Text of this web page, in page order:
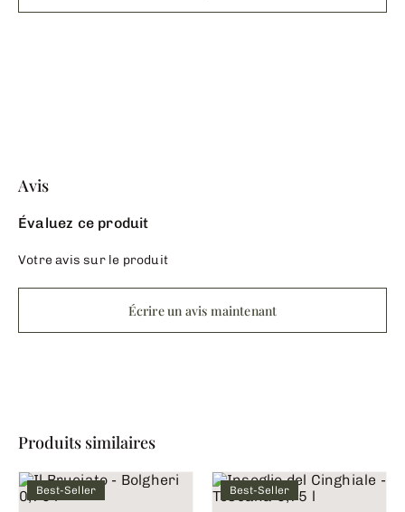
Avis
Évaluez ce produit
Votre avis sur le produit
Écrire un avis maintenant
Produits similaires
Best-Seller Best-Seller